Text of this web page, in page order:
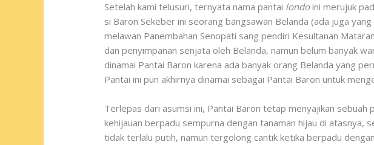
Setelah kami telusuri, ternyata nama pantai londoini merujuk
si Baron Sekeber ini seorang bangsawan Belanda (ada juga
melawan Panembahan Senopati sang pendiri Kesultanan
dan penyimpanan senjata oleh Belanda, namun belum banyak
dinamai Pantai Baron karena ada banyak orang Belanda yang
Pantai ini pun akhirnya dinamai sebagai Pantai Baron untuk
Terlepas dari asumsi ini, Pantai Baron tetap menyajikan sebuah
kehijauan berpadu sempurna dengan tanaman hijau di atasnya,
tidak terlalu putih, namun tergolong cantik ketika berpadu